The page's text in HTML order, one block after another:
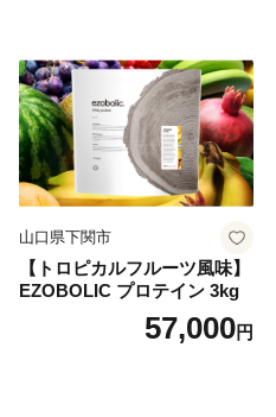
山口県下関市
【トロピカルフルーツ風味】
EZOBOLIC プロテイン 3kg
57,000円